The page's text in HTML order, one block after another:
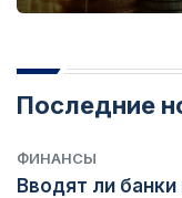
Последние
ФИНАНСЫ
Вводят ли